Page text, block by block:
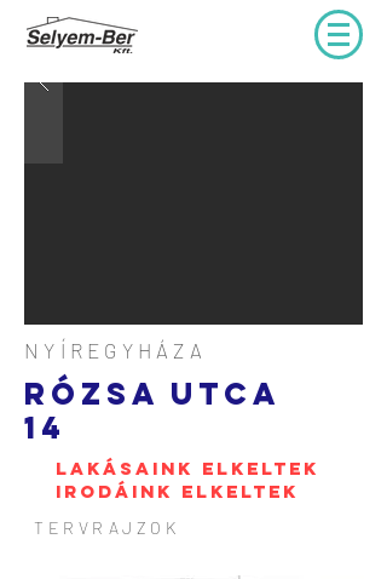
NYÍREGYHÁZA
Rózsa utca
14
LAKÁSAINK ELKELTEK
IRODÁINK ELKELTEK
TERVRAJZOK